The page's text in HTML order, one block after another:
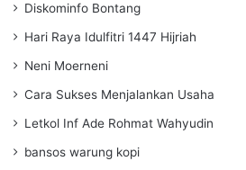
Diskominfo Bontang
Hari Raya Idulfitri 1447 Hijriah
Neni Moerneni
Cara Sukses Menjalankan Usaha
Letkol Inf Ade Rohmat Wahyudin
bansos warung kopi